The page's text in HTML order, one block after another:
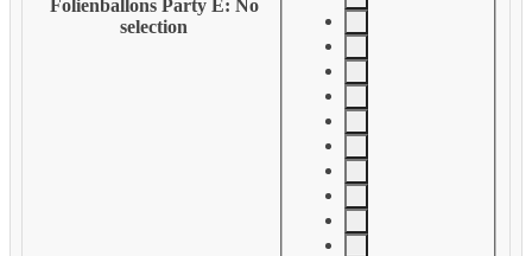
Folienballons Party E: No
selection